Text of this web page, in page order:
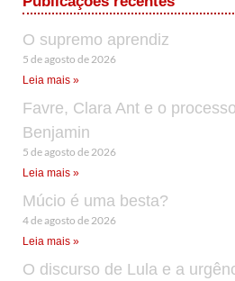
O supremo aprendiz
5 de agosto de 2026
Leia mais »
Favre, Clara Ant e o
Benjamin
5 de agosto de 2026
Leia mais »
Múcio é uma besta?
4 de agosto de 2026
Leia mais »
O discurso de Lula e a